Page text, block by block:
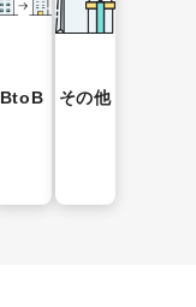
BtoB その他